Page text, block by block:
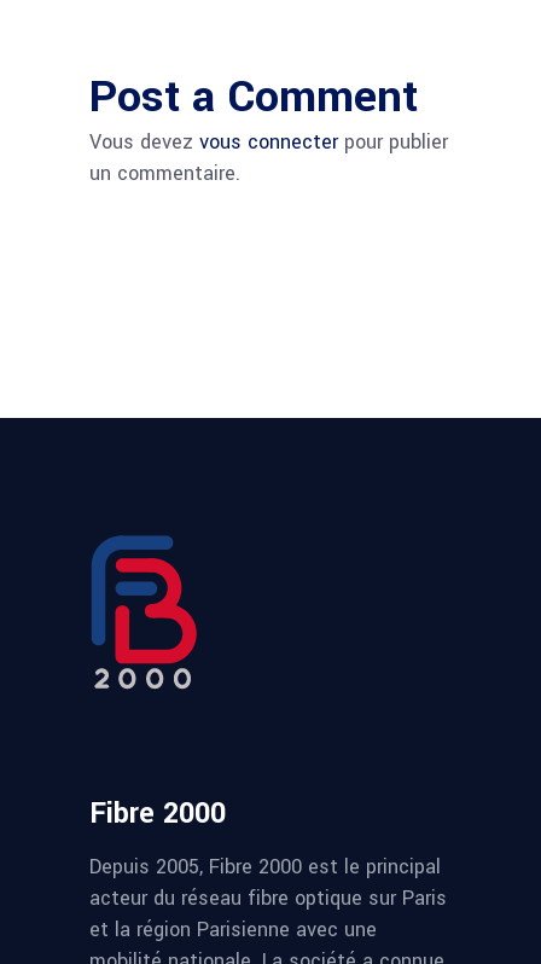
Post a Comment
Vous devez vous connecterpour publier
un commentaire.
Fibre 2000
Depuis 2005, Fibre 2000 est le principal
acteur du réseau fibre optique sur Paris
et la région Parisienne avec une